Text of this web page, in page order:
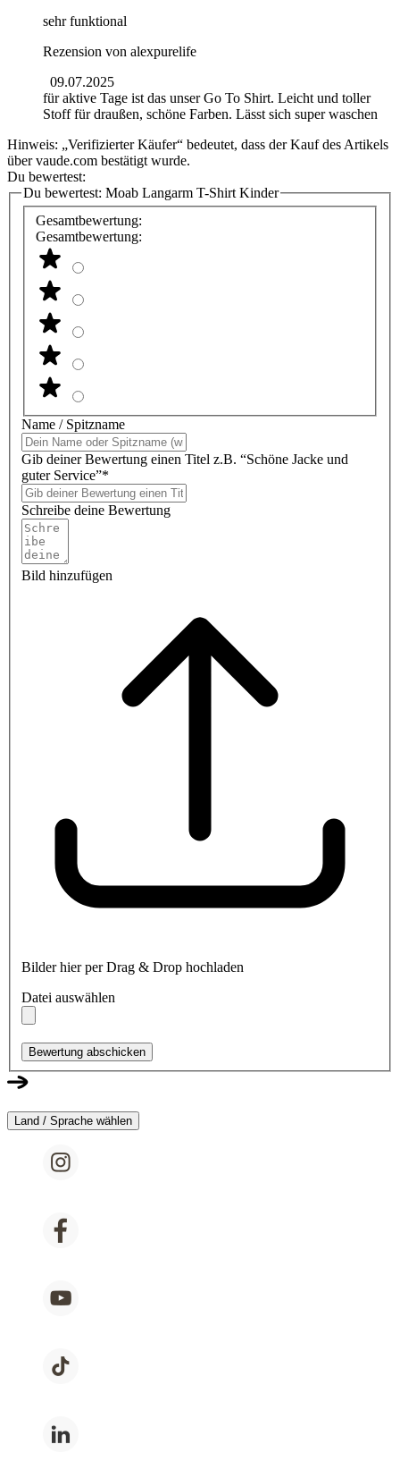
sehr funktional
Rezension von alexpurelife
09.07.2025
für aktive Tage ist das unser Go To Shirt. Leicht und toller
Stoff für draußen, schöne Farben. Lässt sich super waschen
Hinweis: „Verifizierter Käufer“ bedeutet, dass der Kauf des Artikels
über vaude.com bestätigt wurde.
Du bewertest:
Du bewertest: Moab Langarm T-Shirt Kinder
Gesamtbewertung:
Gesamtbewertung:
Name / Spitzname
Gib deiner Bewertung einen Titel z.B. “Schöne Jacke und
guter Service”*
Schreibe deine Bewertung
Bild hinzufügen
Bilder hier per Drag & Drop hochladen
Datei auswählen
Bewertung abschicken
Land / Sprache wählen